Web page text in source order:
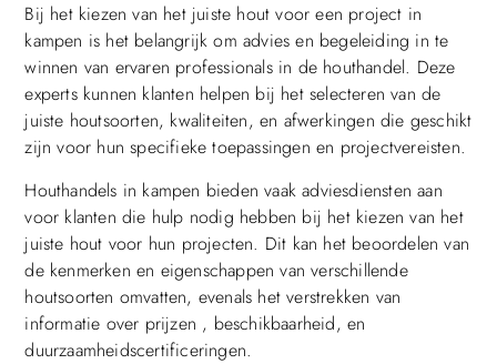
Bij het kiezen van het juiste hout voor een project in
kampen is het belangrijk om advies en begeleiding in te
winnen van ervaren professionals in de houthandel. Deze
experts kunnen klanten helpen bij het selecteren van de
juiste houtsoorten, kwaliteiten, en afwerkingen die geschikt
zijn voor hun specifieke toepassingen en projectvereisten.
Houthandels in kampen bieden vaak adviesdiensten aan
voor klanten die hulp nodig hebben bij het kiezen van het
juiste hout voor hun projecten. Dit kan het beoordelen van
de kenmerken en eigenschappen van verschillende
houtsoorten omvatten, evenals het verstrekken van
informatie over prijzen , beschikbaarheid, en
duurzaamheidscertificeringen.